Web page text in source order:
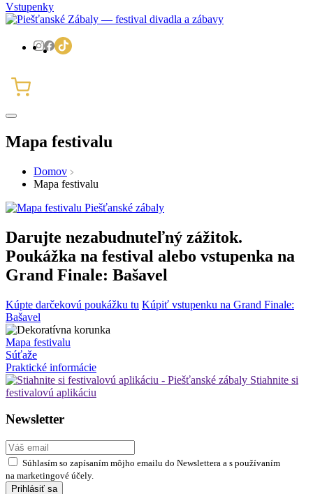
Vstupenky
Mapa festivalu
Domov
Mapa festivalu
Darujte nezabudnuteľný zážitok.
Poukážka na festival alebo vstupenka na
Grand Finale: Bašavel
Kúpte darčekovú poukážku tu Kúpiť vstupenku na Grand Finale:
Bašavel
Mapa festivalu
Súťaže
Praktické informácie
Stiahnite si
festivalovú aplikáciu
Newsletter
Súhlasím so zapísaním môjho emailu do Newslettera a s používaním
na marketingové účely.
Prihlásiť sa